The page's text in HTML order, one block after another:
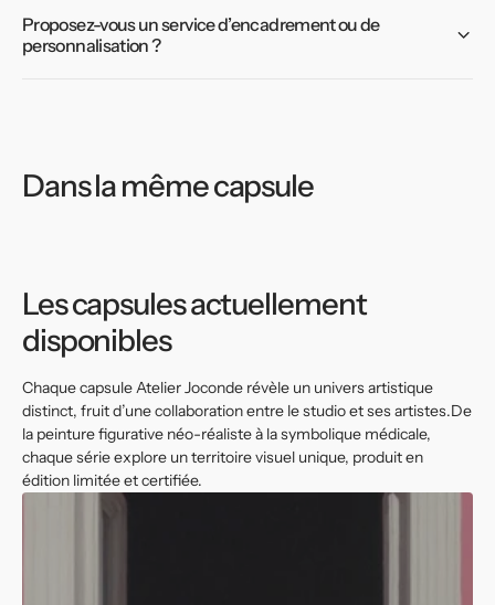
Proposez-vous un service d’encadrement ou de
personnalisation ?
Dans la même capsule
Les capsules actuellement
disponibles
Chaque capsule Atelier Joconde révèle un univers artistique
distinct, fruit d’une collaboration entre le studio et ses artistes.De
la peinture figurative néo-réaliste à la symbolique médicale,
chaque série explore un territoire visuel unique, produit en
édition limitée et certifiée.